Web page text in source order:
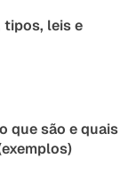
tipos, leis e
que são e quais